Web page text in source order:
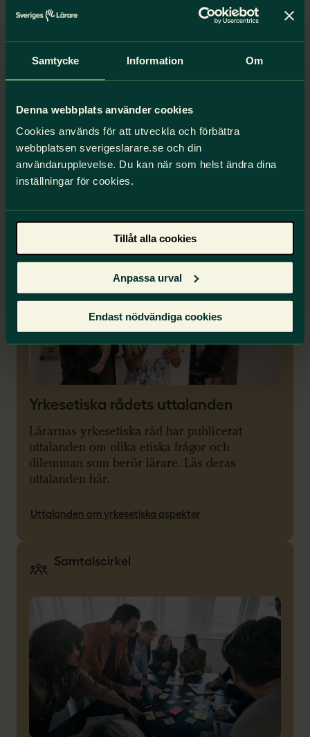
Samtycke Information Om
Denna webbplats använder cookies
Cookies används för att utveckla och förbättra
webbplatsen sverigeslarare.se och din
användarupplevelse. Du kan när som helst ändra dina
inställningar för cookies.
Tillåt alla cookies
Anpassa urval
Endast nödvändiga cookies
Kontakt
Skriv tillyrkesetik@sverigeslarare.se
Lärares yrkesetiska principer
Varje dag gör vi lärare en mängd etiska
överväganden. Till vårt stöd har vi yrkesetiska
principer.
Yrkesetiska rådets uttalanden
Lärarnas yrkesetiska råd har publicerat
uttalanden om olika etiska frågor och
dilemman som berör lärare. Läs deras
uttalanden här.
Uttalanden om yrkesetiska aspekter
Samtalscirkel